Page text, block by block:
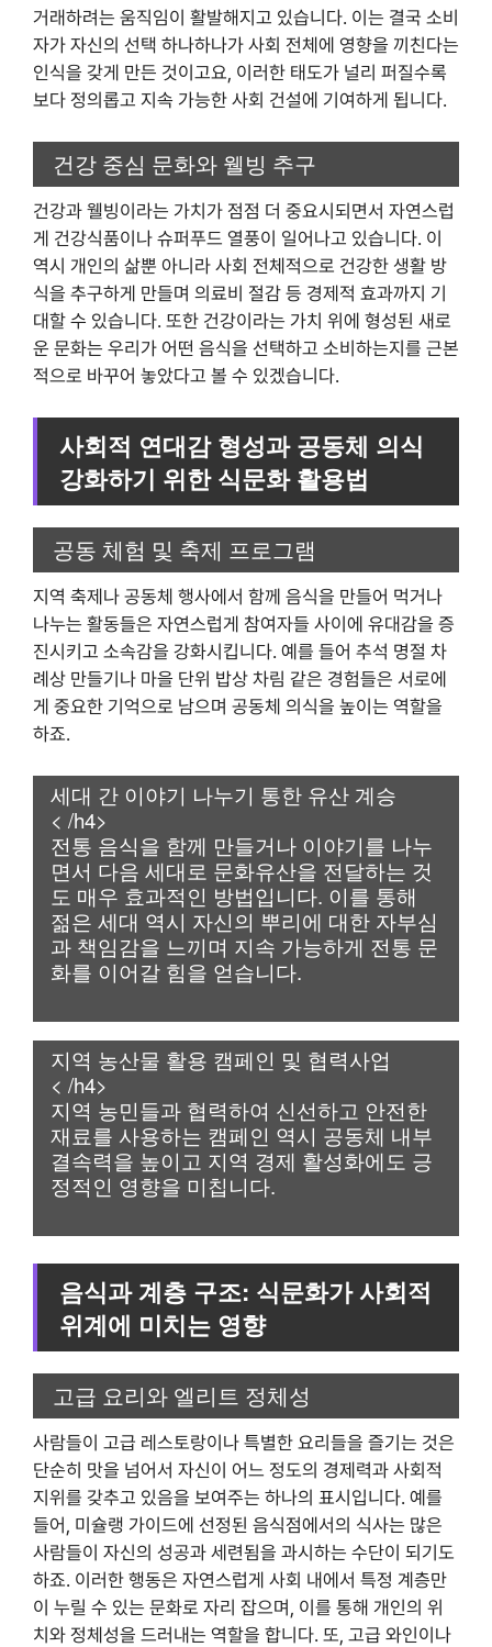
거래하려는 움직임이 활발해지고 있습니다. 이는 결국 소비
자가 자신의 선택 하나하나가 사회 전체에 영향을 끼친다는
인식을 갖게 만든 것이고요, 이러한 태도가 널리 퍼질수록
보다 정의롭고 지속 가능한 사회 건설에 기여하게 됩니다.
건강 중심 문화와 웰빙 추구
건강과 웰빙이라는 가치가 점점 더 중요시되면서 자연스럽
게 건강식품이나 슈퍼푸드 열풍이 일어나고 있습니다. 이
역시 개인의 삶뿐 아니라 사회 전체적으로 건강한 생활 방
식을 추구하게 만들며 의료비 절감 등 경제적 효과까지 기
대할 수 있습니다. 또한 건강이라는 가치 위에 형성된 새로
운 문화는 우리가 어떤 음식을 선택하고 소비하는지를 근본
적으로 바꾸어 놓았다고 볼 수 있겠습니다.
사회적 연대감 형성과 공동체 의식
강화하기 위한 식문화 활용법
공동 체험 및 축제 프로그램
지역 축제나 공동체 행사에서 함께 음식을 만들어 먹거나
나누는 활동들은 자연스럽게 참여자들 사이에 유대감을 증
진시키고 소속감을 강화시킵니다. 예를 들어 추석 명절 차
례상 만들기나 마을 단위 밥상 차림 같은 경험들은 서로에
게 중요한 기억으로 남으며 공동체 의식을 높이는 역할을
하죠.
세대 간 이야기 나누기 통한 유산 계승
< /h4>
전통 음식을 함께 만들거나 이야기를 나누
면서 다음 세대로 문화유산을 전달하는 것
도 매우 효과적인 방법입니다. 이를 통해
젊은 세대 역시 자신의 뿌리에 대한 자부심
과 책임감을 느끼며 지속 가능하게 전통 문
화를 이어갈 힘을 얻습니다.
지역 농산물 활용 캠페인 및 협력사업
< /h4>
지역 농민들과 협력하여 신선하고 안전한
재료를 사용하는 캠페인 역시 공동체 내부
결속력을 높이고 지역 경제 활성화에도 긍
정적인 영향을 미칩니다.
음식과 계층 구조: 식문화가 사회적
위계에 미치는 영향
고급 요리와 엘리트 정체성
사람들이 고급 레스토랑이나 특별한 요리들을 즐기는 것은
단순히 맛을 넘어서 자신이 어느 정도의 경제력과 사회적
지위를 갖추고 있음을 보여주는 하나의 표시입니다. 예를
들어, 미슐랭 가이드에 선정된 음식점에서의 식사는 많은
사람들이 자신의 성공과 세련됨을 과시하는 수단이 되기도
하죠. 이러한 행동은 자연스럽게 사회 내에서 특정 계층만
이 누릴 수 있는 문화로 자리 잡으며, 이를 통해 개인의 위
치와 정체성을 드러내는 역할을 합니다. 또, 고급 와인이나